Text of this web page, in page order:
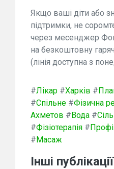
Якщо ваші діти або
підтримки, не
через месенджер
на безкоштовну
(лінія доступна з
#Лікар #Харків #
#Спільне #Фізична
Ахметов #Вода #Сіль
#Фізіотерапія #
#Масаж
Інші публікації